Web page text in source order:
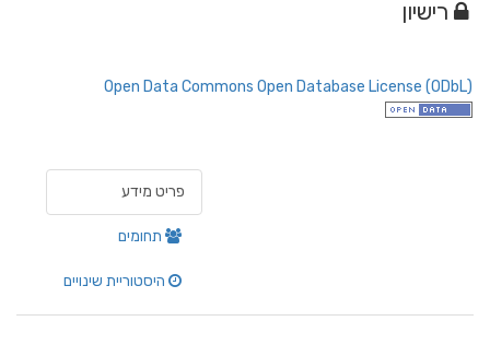
רישיון
Open Data Commons Open Database License (ODbL)
פריט מידע
תחומים
היסטוריית שינויים